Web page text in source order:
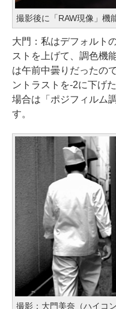
撮影後に「RAW現像」機
大門：私はデフォルト
ストを上げて、調色機
は午前中曇りだったの
ントラストを-2に下げ
場合は「ポジフィルム
す。
撮影：大門美奈（ハイコ